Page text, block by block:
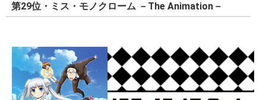
第29位・ミス・モノクローム －The Animation－